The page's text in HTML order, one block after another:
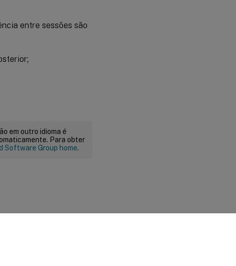
entre sessões são
em outro idioma é
Para obter
Software Group home.